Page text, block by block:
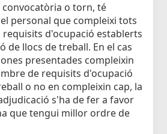
convocatòria o torn, té
personal que compleixi tots
requisits d'ocupació establerts
de llocs de treball. En el cas
presentades compleixin
de requisits d'ocupació
o no en compleixin cap, la
s'ha de fer a favor
que tengui millor ordre de